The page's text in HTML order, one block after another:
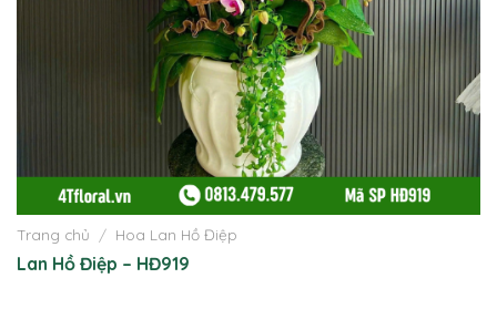
Trang chủ / Hoa Lan Hồ Điệp
Lan Hồ Điệp – HĐ919